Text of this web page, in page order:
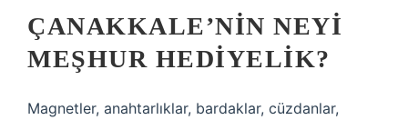
ÇANAKKALE’NIN NEYI
MEŞHUR HEDIYELIK?
Magnetler, anahtarlıklar, bardaklar, cüzdanlar,